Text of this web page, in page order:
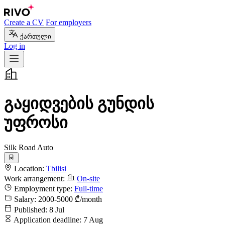
Create a CV For employers
ქართული
Log in
გაყიდვების გუნდის
უფროსი
Silk Road Auto
Location: Tbilisi
Work arrangement:
On-site
Employment type: Full-time
Salary: 2000-5000 ₾/month
Published: 8 Jul
Application deadline: 7 Aug